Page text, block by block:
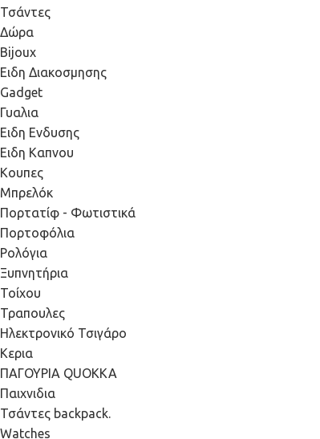
Τσάντες
Δώρα
Bijoux
Eιδη Διακοσμησης
Gadget
Γυαλια
Ειδη Ενδυσης
Ειδη Καπνου
Κουπες
Μπρελόκ
Πορτατίφ - Φωτιστικά
Πορτοφόλια
Ρολόγια
Ξυπνητήρια
Τοίχου
Τραπουλες
Ηλεκτρονικό Τσιγάρο
Κερια
ΠΑΓΟΥΡΙΑ QUOKKA
Παιχνιδια
Τσάντες backpack.
Watches